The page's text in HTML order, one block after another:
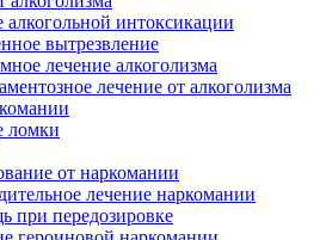
алкогольной интоксикации
вытрезвление
лечение алкоголизма
лечение от алкоголизма
ломки
от наркомании
лечение наркомании
при передозировке